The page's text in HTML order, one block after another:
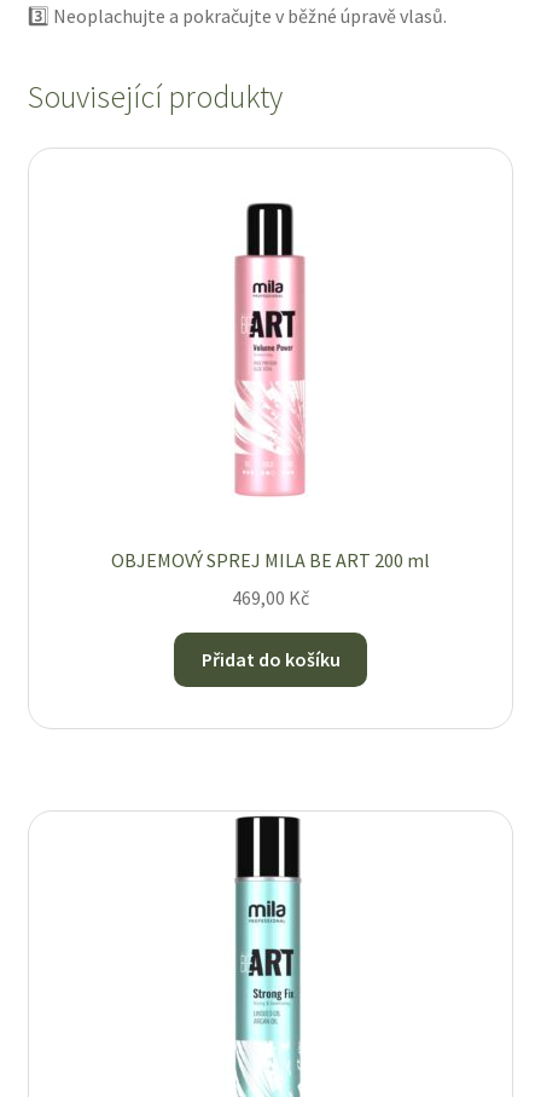
3️⃣ Neoplachujte a pokračujte v běžné úpravě vlasů.
Související produkty
OBJEMOVÝ SPREJ MILA BE ART 200 ml
469,00 Kč
Přidat do košíku